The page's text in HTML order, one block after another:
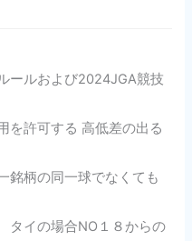
ールおよび2024JGA競技
を許可する 高低差の出る
銘柄の同一球でなくても
イの場合NO１８からの